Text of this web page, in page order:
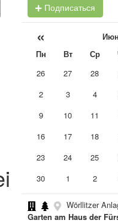
Подписаться
«
Пн Вт Ср
26
27 28
2
3 4
9
10 11
16
17 18
23
24 25
30
1 2
Wörllitzer
Garten am Haus der